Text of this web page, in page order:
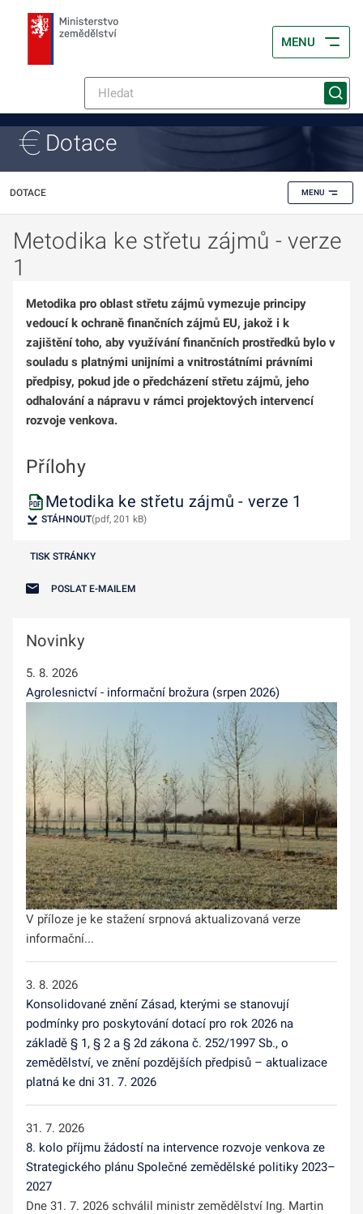
MENU
Dotace
DOTACE MENU
Metodika ke střetu zájmů - verze
1
Metodika pro oblast střetu zájmů vymezuje principy
vedoucí k ochraně finančních zájmů EU, jakož i k
zajištění toho, aby využívání finančních prostředků bylo v
souladu s platnými unijními a vnitrostátními právními
předpisy, pokud jde o předcházení střetu zájmů, jeho
odhalování a nápravu v rámci projektových intervencí
rozvoje venkova.
Přílohy
Metodika ke střetu zájmů - verze 1
STÁHNOUT(pdf, 201 kB)
TISK STRÁNKY
POSLAT E-MAILEM
Novinky
5. 8. 2026
Agrolesnictví - informační brožura (srpen 2026)
V příloze je ke stažení srpnová aktualizovaná verze
informační...
3. 8. 2026
Konsolidované znění Zásad, kterými se stanovují
podmínky pro poskytování dotací pro rok 2026 na
základě § 1, § 2 a § 2d zákona č. 252/1997 Sb., o
zemědělství, ve znění pozdějších předpisů – aktualizace
platná ke dni 31. 7. 2026
31. 7. 2026
8. kolo příjmu žádostí na intervence rozvoje venkova ze
Strategického plánu Společné zemědělské politiky 2023–
2027
Dne 31. 7. 2026 schválil ministr zemědělství Ing. Martin